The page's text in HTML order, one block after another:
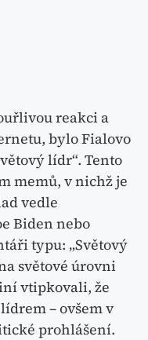
reakci a
bylo Fialovo
lídr“. Tento
memů, v nichž je
vedle
Biden nebo
typu: „Světový
světové úrovni
vtipkovali, že
– ovšem v
prohlášení.